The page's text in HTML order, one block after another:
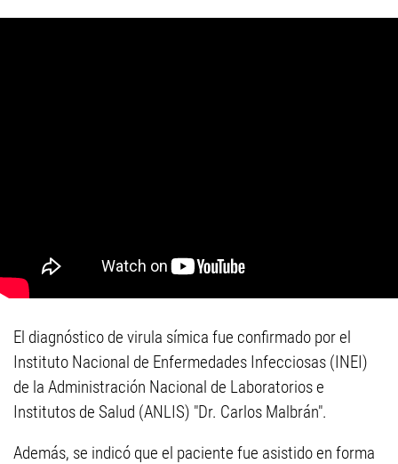
El diagnóstico de virula símica fue confirmado por el
Instituto Nacional de Enfermedades Infecciosas (INEI)
de la Administración Nacional de Laboratorios e
Institutos de Salud (ANLIS) "Dr. Carlos Malbrán".
Además, se indicó que el paciente fue asistido en forma